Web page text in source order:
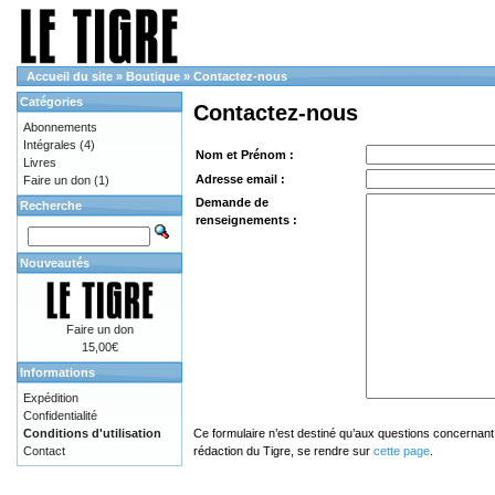
Accueil du site » Boutique » Contactez-nous
Contactez-nous
Nom et Prénom :
Adresse email :
Demande de
renseignements :
Ce formulaire n’est destiné qu’aux questions
rédaction du Tigre, se rendre sur cette page
Catégories
Abonnements
Intégrales (4)
Livres
Faire un don (1)
Recherche
Nouveautés
Faire un don
15,00€
Informations
Expédition
Confidentialité
Conditions d'utilisation
Contact